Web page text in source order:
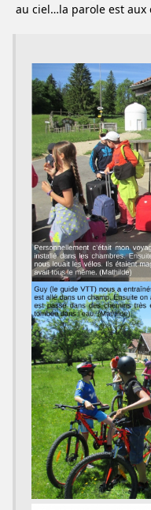
au ciel…la parole est aux